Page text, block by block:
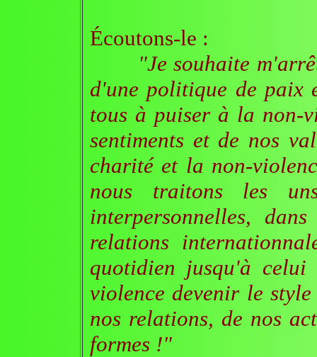
Écoutons-le :
"Je souhaite
d'une politique de paix
tous à puiser à la non-
sentiments et de nos
charité et la non-
nous traitons les
interpersonnelles,
relations
quotidien jusqu'à
violence devenir le
nos relations, de nos
formes !"